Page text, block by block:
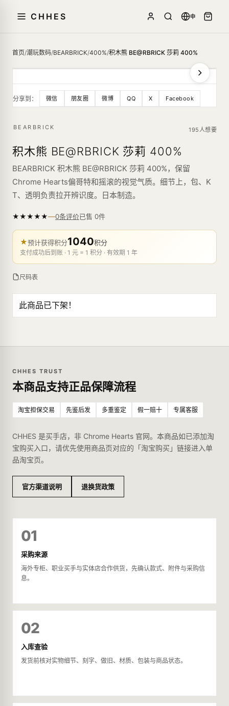
CHHES 中
首页/潮玩数码/BEARBRICK/400%/积木熊 BE@RBRICK 莎莉 400%
分享到： 微信 朋友圈 微博 QQ X Facebook
BEARBRICK 195人想要
积木熊 BE@RBRICK 莎莉 400%
BEARBRICK 积木熊 BE@RBRICK 莎莉 400%，保留
Chrome Hearts偏哥特和摇滚的视觉气质。细节上，包、K
T、透明负责拉开辨识度。日本制造。
★★★★★—0条评价已售 0件
★预计获得积分1040积分
支付成功后到账 · 1 元 = 1 积分 · 有效期 1 年
尺码表
此商品已下架！
CHHES TRUST
本商品支持正品保障流程
淘宝担保交易 先鉴后发 多重鉴定 假一赔十 专属客服
CHHES 是买手店，非 Chrome Hearts 官网。本商品如已添加淘
宝购买入口，请优先使用商品页对应的「淘宝购买」链接进入单
品淘宝页。
官方渠道说明 退换货政策
01
采购来源
海外专柜、职业买手与实体店合作供货，先确认款式、附件与采购信
息。
02
入库查验
发货前核对实物细节、刻字、做旧、材质、包装与商品状态。